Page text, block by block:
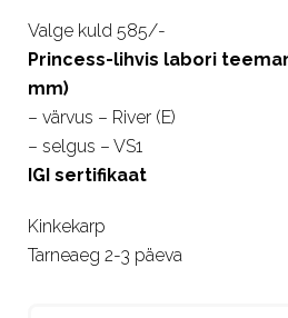
Valge kuld 585/-
Princess-lihvis labori
mm)
– värvus – River (E)
– selgus – VS1
IGI sertifikaat
Kinkekarp
Tarneaeg 2-3 päeva